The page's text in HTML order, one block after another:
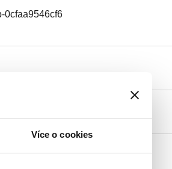
Více o cookies
0cfaa9546cf6